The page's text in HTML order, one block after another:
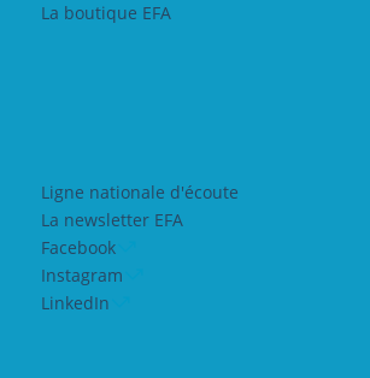
La boutique EFA
Ligne nationale d'écoute
La newsletter EFA
Facebook
Instagram
LinkedIn